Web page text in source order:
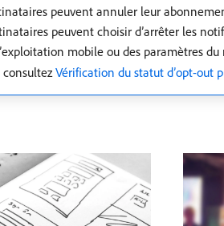
peuvent annuler leur
peuvent choisir d’arrêter les
mobile ou des paramètres
consultezVérification du statut d’opt-out